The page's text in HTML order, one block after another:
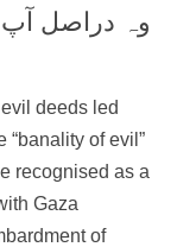
وہ دراصل آپ
deeds led
“banality of evil”
recognised as a
Gaza
of